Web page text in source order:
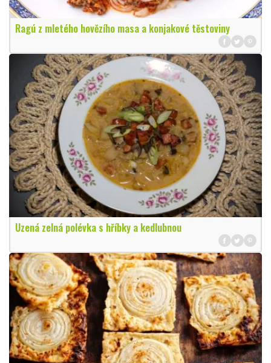
Ragú z mletého hovězího masa a konjakové těstoviny
Uzená zelná polévka s hříbky a kedlubnou